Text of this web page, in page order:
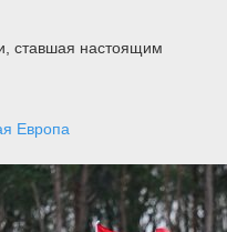
ставшая настоящим
Европа